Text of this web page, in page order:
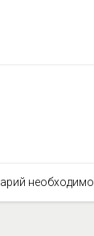
необходимо